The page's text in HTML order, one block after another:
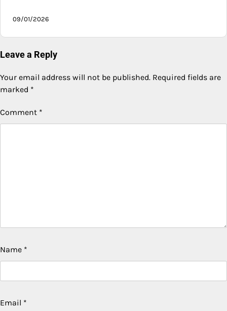
09/01/2026
Leave a Reply
Your email address will not be published. Required fields are
marked *
Comment *
Name *
Email *